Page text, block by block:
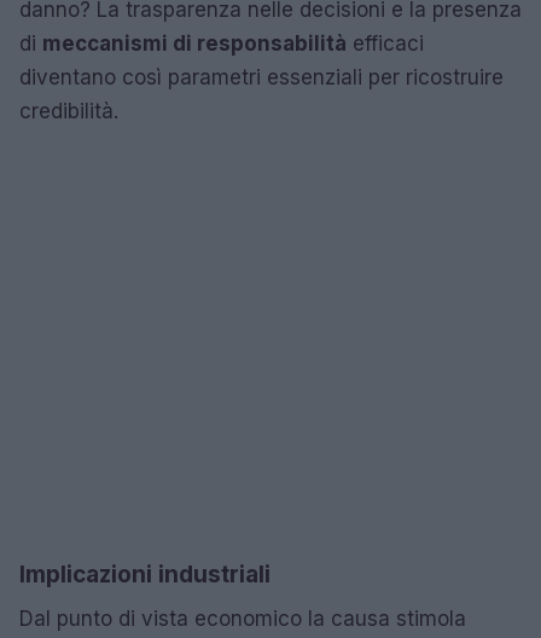
danno? La trasparenza nelle decisioni e la presenza
di meccanismi di responsabilità efficaci
diventano così parametri essenziali per ricostruire
credibilità.
Implicazioni industriali
Dal punto di vista economico la causa stimola